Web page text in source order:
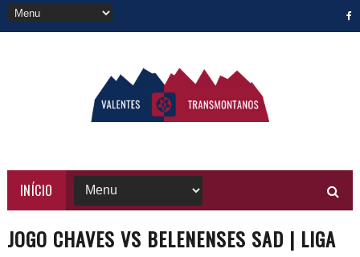
INÍCIO
JOGO CHAVES VS BELENENSES SAD | LIGA